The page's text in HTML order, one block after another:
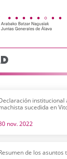
-
institucional
sucedida en
nov. 2022
de los